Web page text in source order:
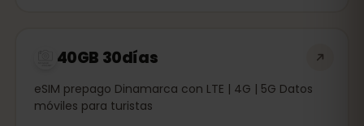
40GB 30días
eSIM prepago Dinamarca con LTE | 4G | 5G Datos
móviles para turistas